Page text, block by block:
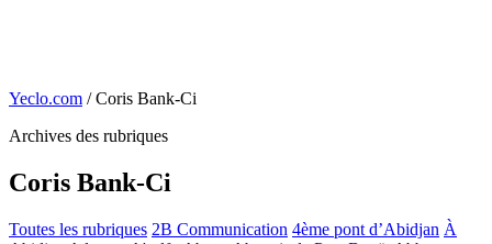
Yeclo.com / Coris Bank-Ci
Archives des rubriques
Coris Bank-Ci
Toutes les rubriques 2B Communication 4ème pont d’Abidjan À